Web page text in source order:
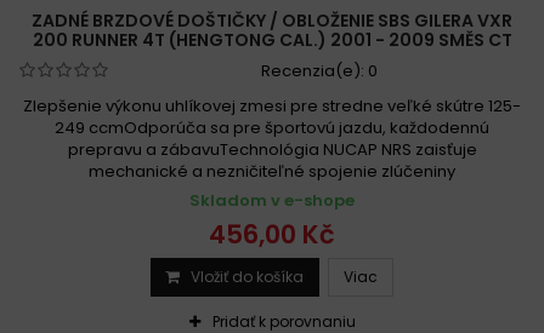
ZADNÉ BRZDOVÉ DOŠTIČKY / OBLOŽENIE SBS GILERA VXR
200 RUNNER 4T (HENGTONG CAL.) 2001 - 2009 SMĚS CT
Recenzia(e): 0
Zlepšenie výkonu uhlíkovej zmesi pre stredne veľké skútre 125-
249 ccmOdporúča sa pre športovú jazdu, každodennú
prepravu a zábavuTechnológia NUCAP NRS zaisťuje
mechanické a nezničiteľné spojenie zlúčeniny
Skladom v e-shope
456,00 Kč
Vložiť do košíka Viac
Pridať k porovnaniu